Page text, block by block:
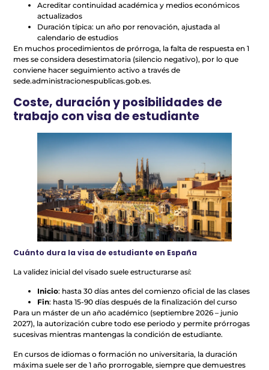
Acreditar continuidad académica y medios económicos
actualizados
Duración típica: un año por renovación, ajustada al
calendario de estudios
En muchos procedimientos de prórroga, la falta de respuesta en 1
mes se considera desestimatoria (silencio negativo), por lo que
conviene hacer seguimiento activo a través de
sede.administracionespublicas.gob.es.
Coste, duración y posibilidades de
trabajo con visa de estudiante
Cuánto dura la visa de estudiante en España
La validez inicial del visado suele estructurarse así:
Inicio: hasta 30 días antes del comienzo oficial de las clases
Fin: hasta 15-90 días después de la finalización del curso
Para un máster de un año académico (septiembre 2026 – junio
2027), la autorización cubre todo ese periodo y permite prórrogas
sucesivas mientras mantengas la condición de estudiante.
En cursos de idiomas o formación no universitaria, la duración
máxima suele ser de 1 año prorrogable, siempre que demuestres